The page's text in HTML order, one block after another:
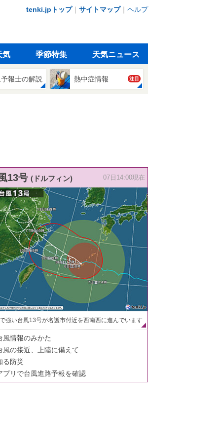
tenki.jpトップ｜ サイトマップ｜ ヘルプ
気 季節特集 天気ニュース
報士の解説 熱中症情報 注目
13号 (ドルフィン) 07日14:00現在
強い台風13号が名護市付近を西南西に進んでいます
風情報のみかた
風の接近、上陸に備えて
る防災
プリで台風進路予報を確認